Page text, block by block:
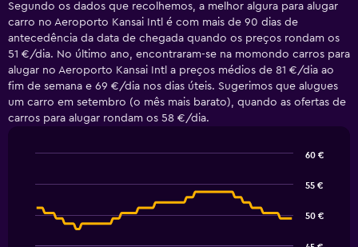
Segundo os dados que recolhemos, a melhor algura para alugar
carro no Aeroporto Kansai Intl é com mais de 90 dias de
antecedência da data de chegada quando os preços rondam os
51 €/dia. No último ano, encontraram-se na momondo carros para
alugar no Aeroporto Kansai Intl a preços médios de 81 €/dia ao
fim de semana e 69 €/dia nos dias úteis. Sugerimos que alugues
um carro em setembro (o mês mais barato), quando as ofertas de
carros para alugar rondam os 58 €/dia.
chart
91
50 €
55 €
60 €